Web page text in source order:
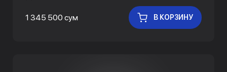
1 345 500 сум В КОРЗИНУ